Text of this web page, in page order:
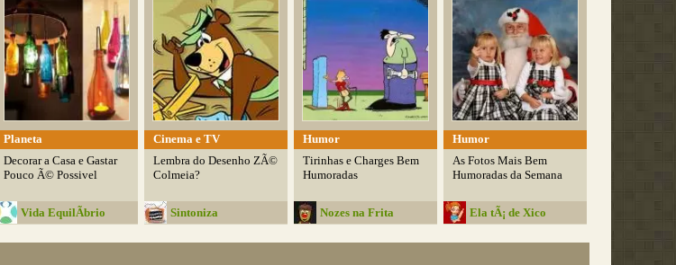
Planeta
Decorar a Casa e Gastar
Pouco Ã© Possivel
Vida EquilÃ­brio
Cinema e TV
Lembra do Desenho ZÃ©
Colmeia?
Sintoniza
Humor
Tirinhas e Charges Bem
Humoradas
Nozes na Frita
Humor
As Fotos Mais Bem
Humoradas da Semana
Ela tÃ¡ de Xico